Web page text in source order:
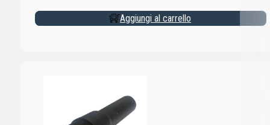
Aggiungi al carrello